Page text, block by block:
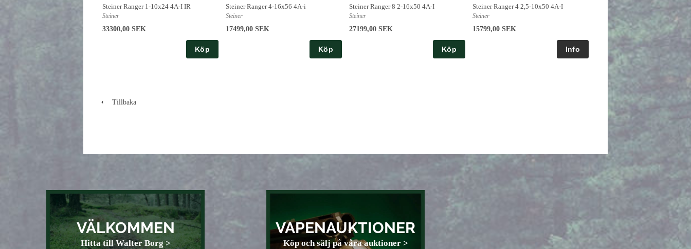
Steiner Ranger 1-10x24 4A-I IR
Steiner
33300,00 SEK
Köp
Steiner Ranger 4-16x56 4A-i
Steiner
17499,00 SEK
Köp
Steiner Ranger 8 2-16x50 4A-I
Steiner
27199,00 SEK
Köp
Steiner Ranger 4 2,5-10x50 4A-I
Steiner
15799,00 SEK
Tillbaka
VÄLKOMMEN
Hitta till Walter Borg >
VAPENAUKTIONER
Köp och sälj på våra auktioner >